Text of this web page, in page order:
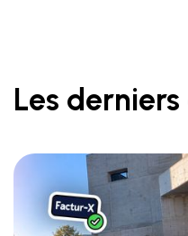
Les